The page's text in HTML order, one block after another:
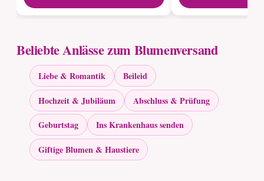
Beliebte Anlässe zum Blumenversand
Liebe & Romantik
Beileid
Hochzeit & Jubiläum
Abschluss & Prüfung
Geburtstag
Ins Krankenhaus senden
Giftige Blumen & Haustiere